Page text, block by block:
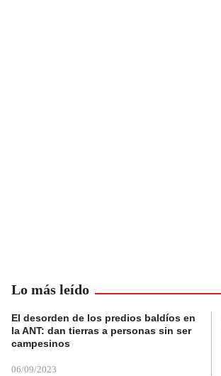
Lo más leído
El desorden de los predios baldíos en
la ANT: dan tierras a personas sin ser
campesinos
06/09/2023